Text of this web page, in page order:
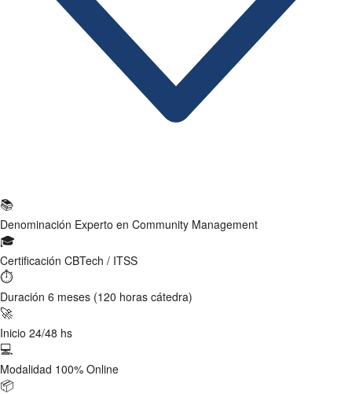
📚
Denominación Experto en Community Management
🎓
Certificación CBTech / ITSS
⏱
Duración 6 meses (120 horas cátedra)
🚀
Inicio 24/48 hs
💻
Modalidad 100% Online
📦